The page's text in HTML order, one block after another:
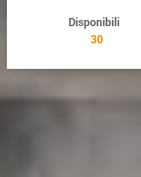
Disponibili
30